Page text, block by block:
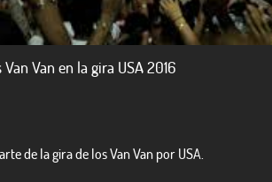
Van en la gira USA 2016
de la gira de los Van Van por USA.